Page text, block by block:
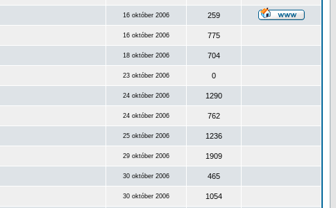
16 október 2006 259
16 október 2006 775
18 október 2006 704
23 október 2006 0
24 október 2006 1290
24 október 2006 762
25 október 2006 1236
29 október 2006 1909
30 október 2006 465
30 október 2006 1054